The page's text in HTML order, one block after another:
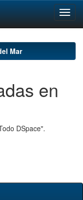
Mar
en
DSpace".